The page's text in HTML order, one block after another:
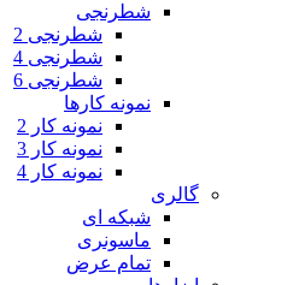
شطرنجی
شطرنجی 2
شطرنجی 4
شطرنجی 6
نمونه کارها
نمونه کار 2
نمونه کار 3
نمونه کار 4
گالری
شبکه ای
ماسونری
تمام عرض